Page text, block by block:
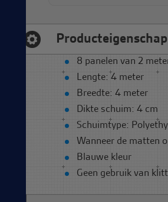
8 panelen van 2
Lengte: 4 meter
Breedte: 4 meter
Dikte schuim: 4 cm
Schuimtype:
Wanneer de matten
Blauwe kleur
Geen gebruik van